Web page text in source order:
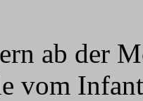
ab der
vom